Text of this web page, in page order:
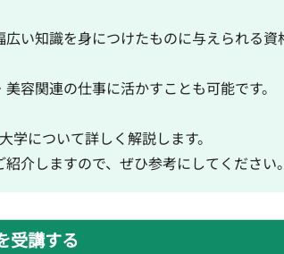
い知識を身につけたものに与えられる資
容関連の仕事に活かすことも可能です。
について詳しく解説します。
介しますので、ぜひ参考にしてください
受講する